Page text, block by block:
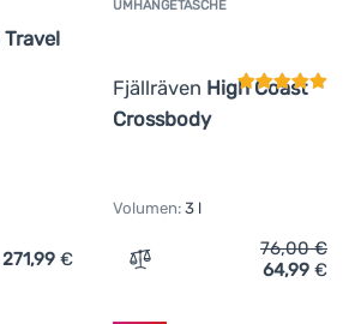
Travel
'Rucksack Matador SEG45 Travel Pack'
271,99 €
UMHÄNGETASCHE
Fjällräven High Coast
Crossbody
Volumen: 3 l
Zum Vergleich
76,00€
64,99 €